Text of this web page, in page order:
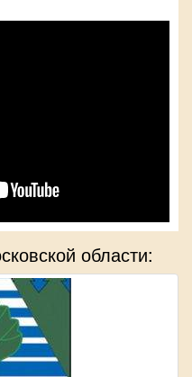
области: